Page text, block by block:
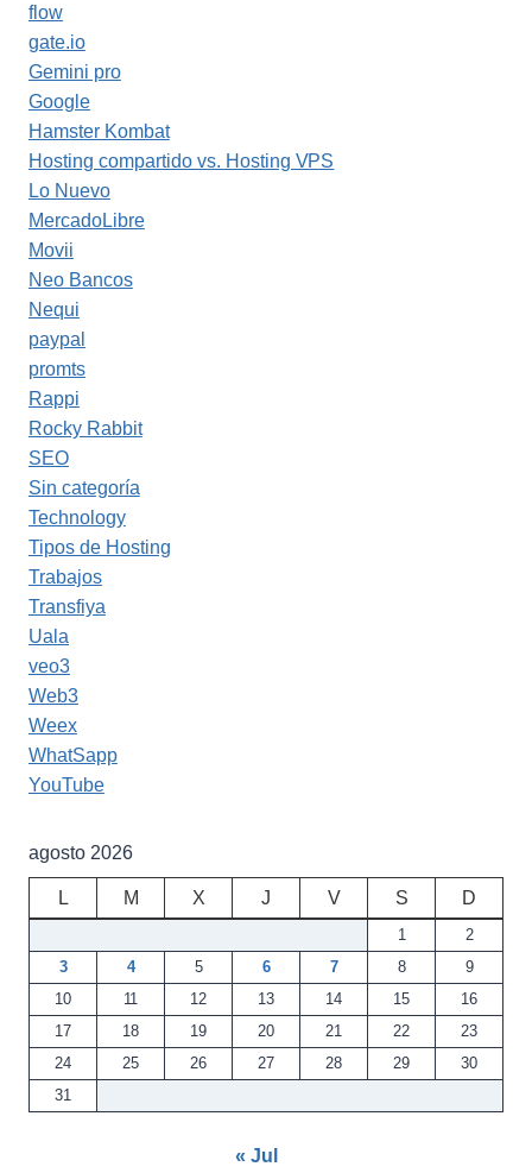
flow
gate.io
Gemini pro
Google
Hamster Kombat
Hosting compartido vs. Hosting VPS
Lo Nuevo
MercadoLibre
Movii
Neo Bancos
Nequi
paypal
promts
Rappi
Rocky Rabbit
SEO
Sin categoría
Technology
Tipos de Hosting
Trabajos
Transfiya
Uala
veo3
Web3
Weex
WhatSapp
YouTube
agosto 2026
L M X J V S D
1
2
3
4 5 6 7 8
9
10
11 12 13 14 15
16
17
18 19 20 21 22
23
24
25 26 27 28 29
30
31
« Jul